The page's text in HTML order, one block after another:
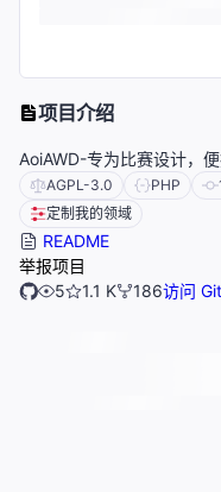
项目介绍
AoiAWD-专为比赛设计，
AGPL-3.0 PHP
定制我的领域
README
举报项目
5
1.1 K 186访问